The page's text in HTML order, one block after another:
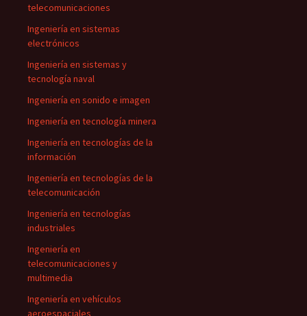
telecomunicaciones
Ingeniería en sistemas
electrónicos
Ingeniería en sistemas y
tecnología naval
Ingeniería en sonido e imagen
Ingeniería en tecnología minera
Ingeniería en tecnologías de la
información
Ingeniería en tecnologías de la
telecomunicación
Ingeniería en tecnologías
industriales
Ingeniería en
telecomunicaciones y
multimedia
Ingeniería en vehículos
aeroespaciales